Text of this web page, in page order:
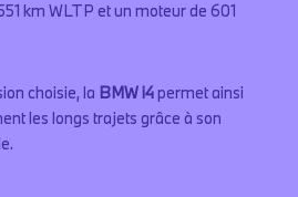
km WLTP et un moteur de 601
choisie, la BMW i4permet ainsi
les longs trajets grâce à son